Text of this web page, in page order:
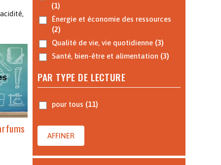
(1)
Énergie et économie des ressources
(2)
Qualité de vie, vie quotidienne (3)
Santé, bien-être et alimentation (3)
PAR TYPE DE LECTURE
pour tous (11)
AFFINER